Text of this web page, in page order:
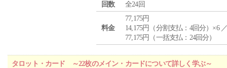
回数
全24回
料金
77,175円
14,175円（分割支払：4回分）×6
77,175円（一括支払：24回分）
タロット・カード ～22枚のメイン・カードについて詳しく学ぶ～